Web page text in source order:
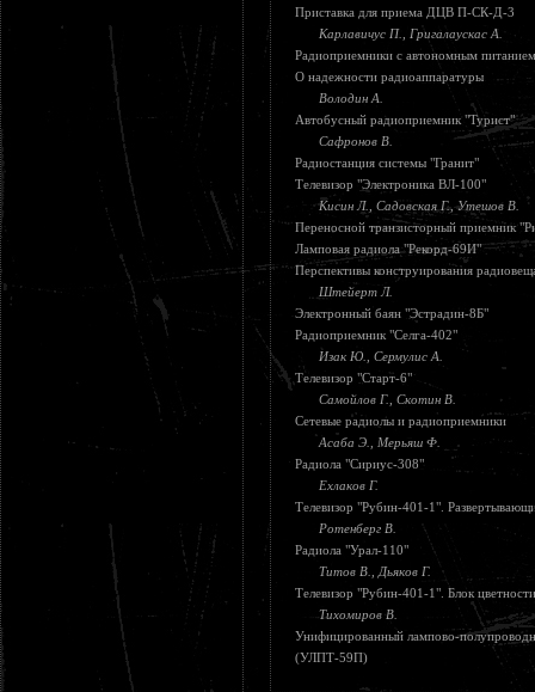
Приставка для приема ДЦВ П-СК-Д-3
Карлавичус П., Григалаускас А.
Радиоприемники с автономным питанием
О надежности радиоаппаратуры
Володин А.
Автобусный радиоприемник "Турист"
Сафронов В.
Радиостанция системы "Гранит"
Телевизор "Электроника ВЛ-100"
Кисин Л., Садовская Г., Утешов В.
Переносной транзисторный приемник
Ламповая радиола "Рекорд-69И"
Перспективы конструирования
Штейерт Л.
Электронный баян "Эстрадин-8Б"
Радиоприемник "Селга-402"
Изак Ю., Сермулис А.
Телевизор "Старт-6"
Самойлов Г., Скотин В.
Сетевые радиолы и радиоприемники
Асаба Э., Мерьяш Ф.
Радиола "Сириус-308"
Ехлаков Г.
Телевизор "Рубин-401-1".
Ротенберг В.
Радиола "Урал-110"
Титов В., Дьяков Г.
Телевизор "Рубин-401-1". Блок цветности
Тихомиров В.
Унифицированный лампово-
(УЛПТ-59П)